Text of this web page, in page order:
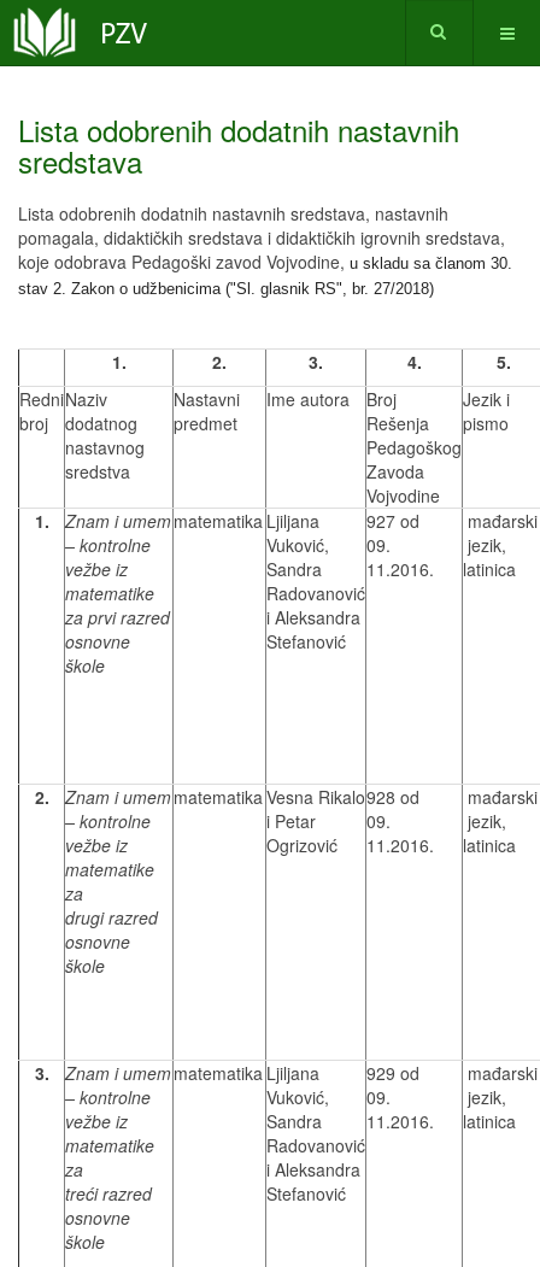
Lista odobrenih dodatnih nastavnih
sredstava
Lista odobrenih dodatnih nastavnih sredstava, nastavnih
pomagala, didaktičkih sredstava i didaktičkih igrovnih sredstava,
koje odobrava Pedagoški zavod Vojvodine, u skladu sa članom 30.
stav 2. Zakon o udžbenicima ("Sl. glasnik RS", br. 27/2018)
1. 2. 3. 4.
5.
Redni
broj
Naziv
dodatnog
nastavnog
sredstva
Nastavni
predmet
Ime autora
Broj
Rešenja
Pedagoškog
Zavoda
Vojvodine
Jezik i
pismo
1.
Znam i umem
– kontrolne
vežbe iz
matematike
za prvi razred
osnovne
škole
matematika Ljiljana
Vuković,
Sandra
Radovanović
i Aleksandra
Stefanović
927 od
09.
11.2016.
mađarski
jezik,
latinica
2.
Znam i umem
– kontrolne
vežbe iz
matematike
za
drugi razred
osnovne
škole
matematikaVesna Rikalo
i Petar
Ogrizović
928 od
09.
11.2016.
mađarski
jezik,
latinica
3.
Znam i umem
– kontrolne
vežbe iz
matematike
za
treći razred
osnovne
škole
matematika Ljiljana
Vuković,
Sandra
Radovanović
i Aleksandra
Stefanović
929 od
09.
11.2016.
mađarski
jezik,
latinica